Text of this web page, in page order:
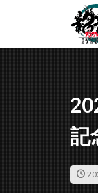
記